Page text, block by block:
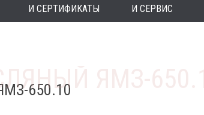
И СЕРТИФИКАТЫ
И СЕРВИС
650.10